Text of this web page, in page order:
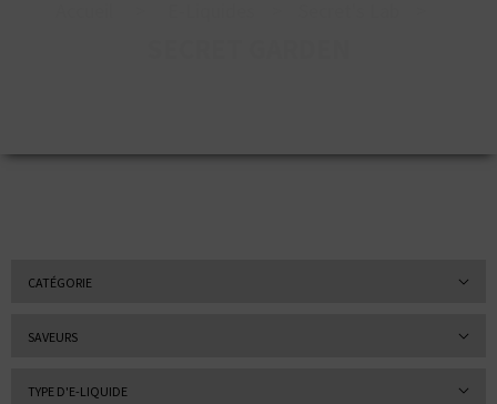
CATÉGORIE
SAVEURS
TYPE D'E-LIQUIDE